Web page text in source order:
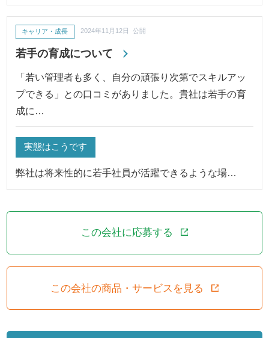
若手の育成について
キャリア・成長 2024年11月12日 公開
「若い管理者も多く、自分の頑張り次第でスキルアッ
プできる」との口コミがありました。貴社は若手の育
成に…
実態はこうです
弊社は将来性的に若手社員が活躍できるような場…
この会社に応募する
この会社の商品・サービスを見る